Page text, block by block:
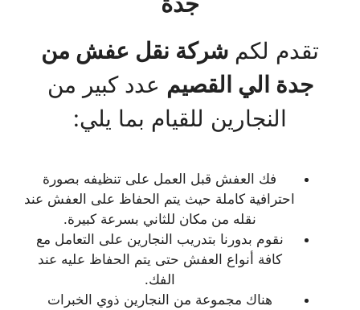
تقدم لكم شركة نقل عفش من
جدة الي القصيم عدد كبير من
النجارين للقيام بما يلي:
فك العفش قبل العمل على تنظيفه بصورة
احترافية كاملة حيث يتم الحفاظ على العفش عند
نقله من مكان للثاني بسرعة كبيرة.
نقوم بدورنا بتدريب النجارين على التعامل مع
كافة أنواع العفش حتى يتم الحفاظ عليه عند
الفك.
هناك مجموعة من النجارين ذوي الخبرات